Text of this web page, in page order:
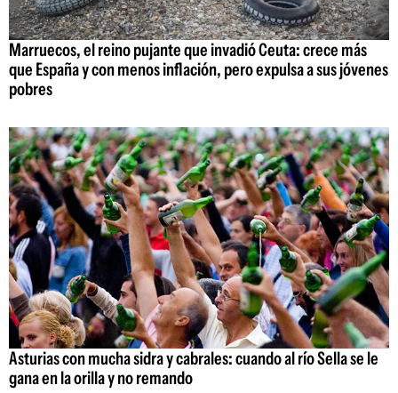
Marruecos, el reino pujante que invadió Ceuta: crece más
que España y con menos inflación, pero expulsa a sus jóvenes
pobres
Asturias con mucha sidra y cabrales: cuando al río Sella se le
gana en la orilla y no remando